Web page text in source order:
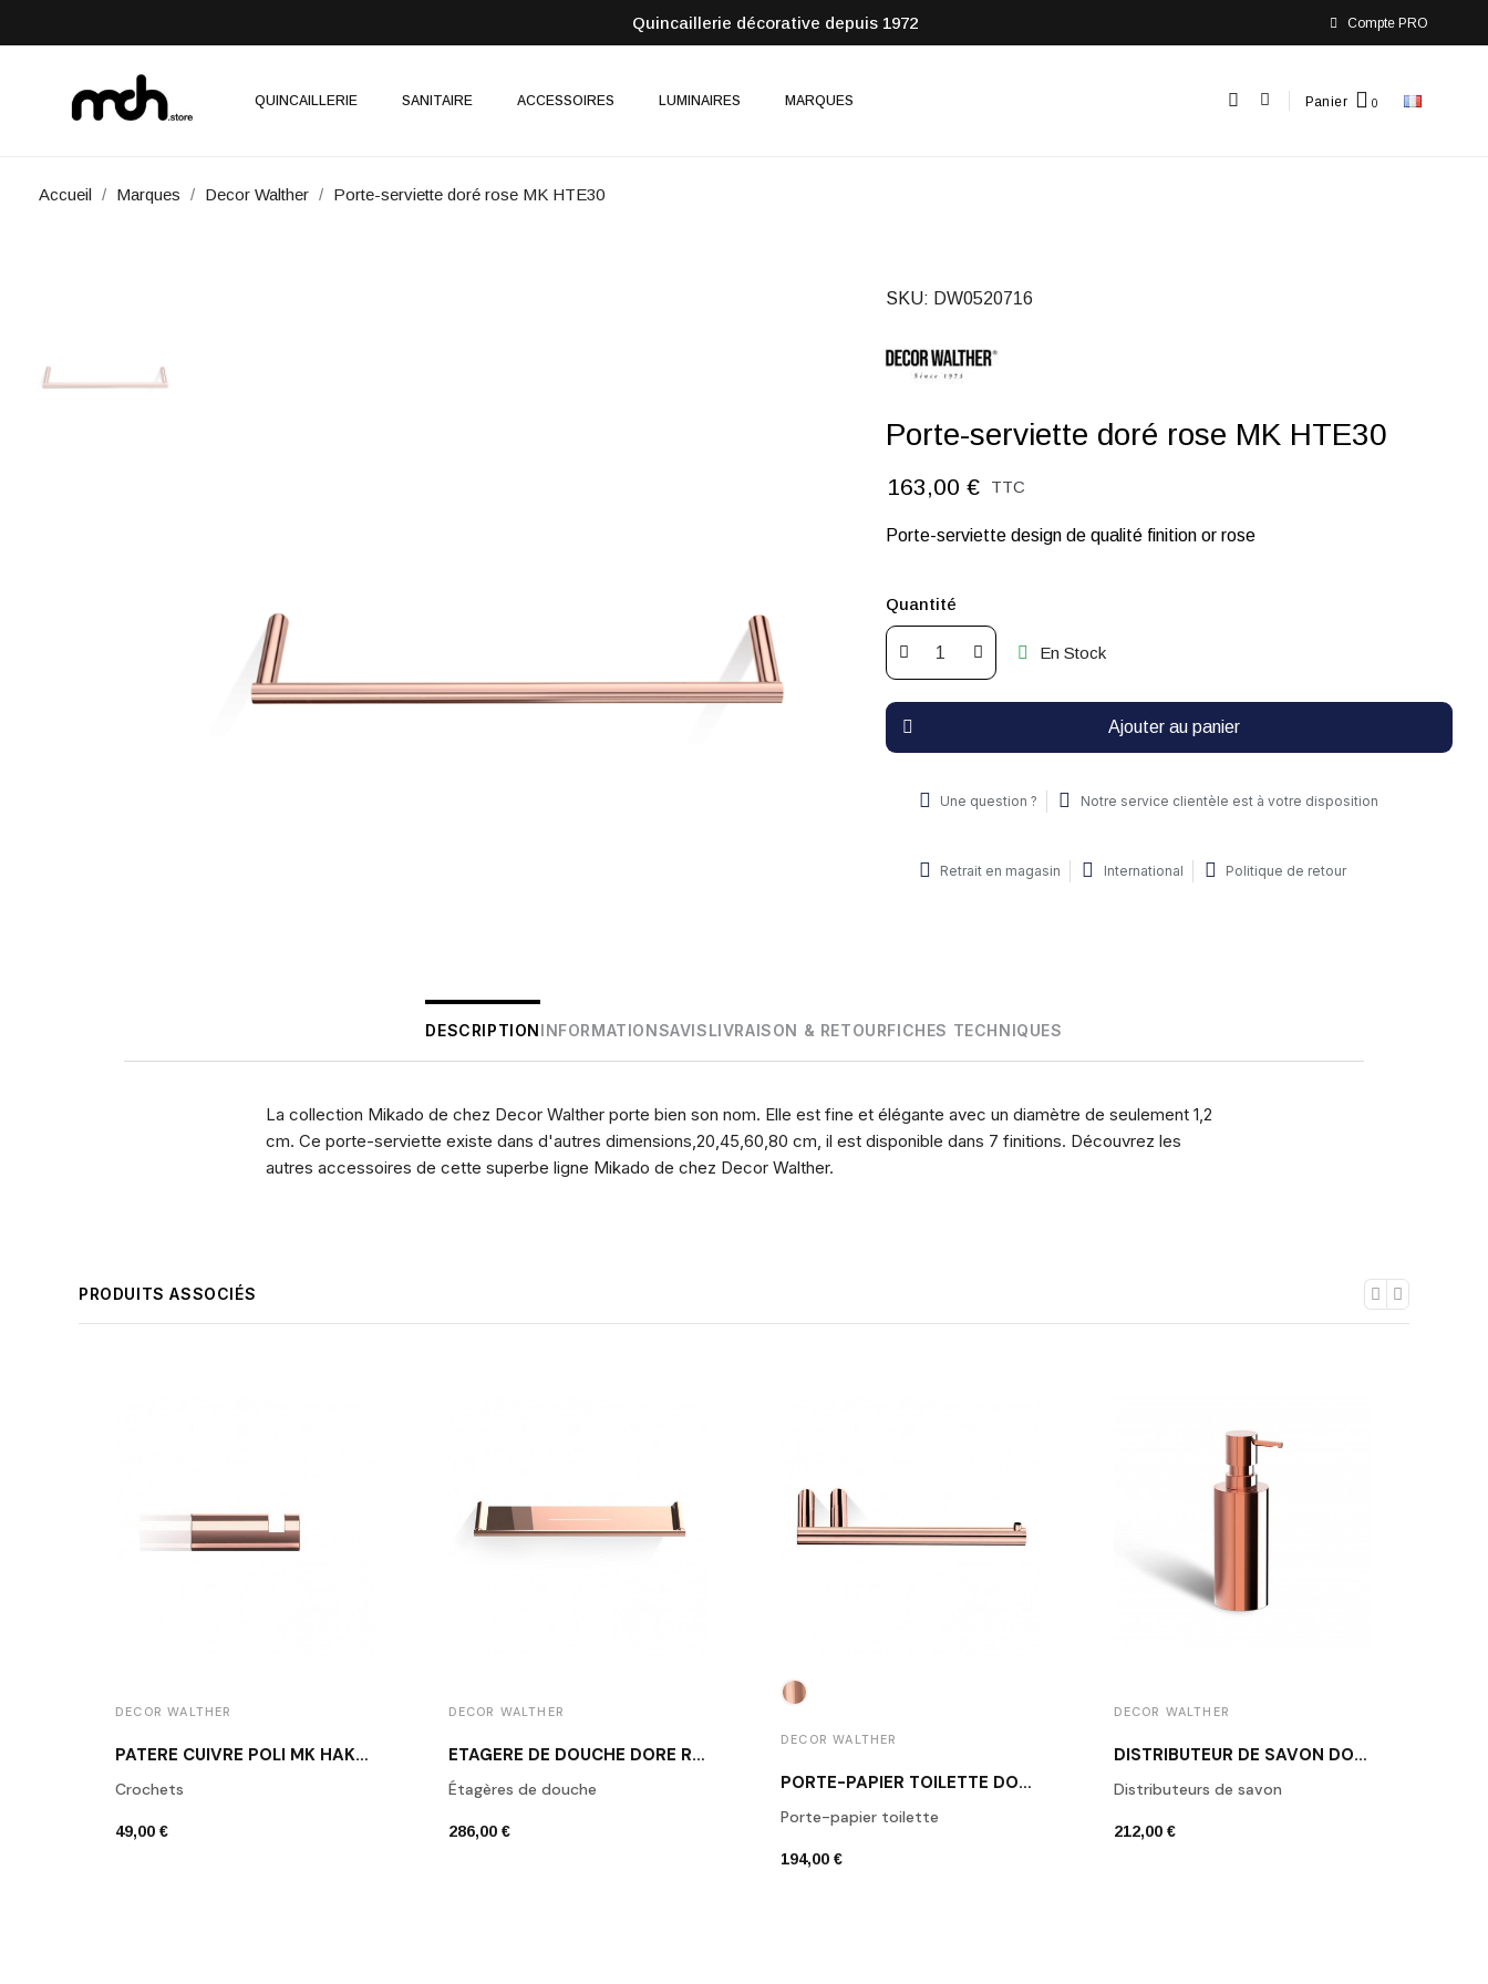
Quincaillerie décorative depuis 1972 Compte PRO
QUINCAILLERIE SANITAIRE ACCESSOIRES LUMINAIRES MARQUES Panier
Accueil Marques Decor Walther Porte-serviette doré rose MK HTE30
SKU DW0520716
Porte-serviette doré rose MK HTE30
163,00 € TTC
Porte-serviette design de qualité finition or rose
Quantité
En Stock
Ajouter au panier
Une question ? Notre service clientèle est à votre disposition
Retrait en magasin International Politique de retour
DESCRIPTIONINFORMATIONSAVISLIVRAISON & RETOURFICHES TECHNIQUES
La collection Mikado de chez Decor Walther porte bien son nom. Elle est fine et élégante avec un diamètre de seulement 1,2
cm. Ce porte-serviette existe dans d'autres dimensions,20,45,60,80 cm, il est disponible dans 7 finitions. Découvrez les
autres accessoires de cette superbe ligne Mikado de chez Decor Walther.
PRODUITS ASSOCIÉS
DECOR WALTHER
PATÈRE CUIVRE POLI MK HAK1 MIKADO DECOR WALTHER
Crochets
49,00 €
DECOR WALTHER
ETAGÈRE DE DOUCHE DORÉ ROSE MK ABL40
Étagères de douche
286,00 €
DECOR WALTHER
PORTE-PAPIER TOILETTE DORÉ ROSE MK TPH1
Porte-papier toilette
194,00 €
DECOR WALTHER
DISTRIBUTEUR DE SAVON DORÉ ROSE MK SSP
Distributeurs de savon
212,00 €